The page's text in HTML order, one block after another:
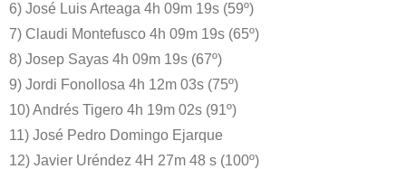
6) José Luis Arteaga 4h 09m 19s (59º)
7) Claudi Montefusco 4h 09m 19s (65º)
8) Josep Sayas 4h 09m 19s (67º)
9) Jordi Fonollosa 4h 12m 03s (75º)
10) Andrés Tigero 4h 19m 02s (91º)
11) José Pedro Domingo Ejarque
12) Javier Uréndez 4H 27m 48 s (100º)